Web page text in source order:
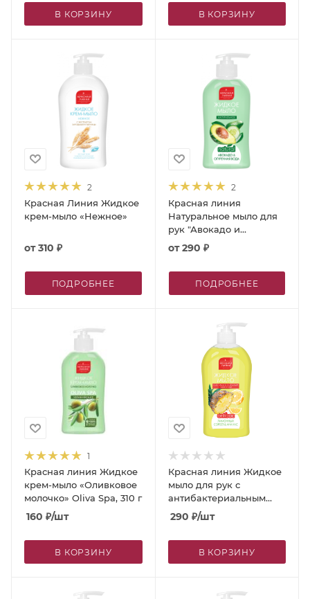
В КОРЗИНУ В КОРЗИНУ
2
Красная Линия Жидкое
крем-мыло «Нежное»
от310 ₽
ПОДРОБНЕЕ
2
Красная линия
Натуральное мыло для
рук "Авокадо и
огуречная вода"
от290 ₽
ПОДРОБНЕЕ
1
Красная линия Жидкое
крем-мыло «Оливковое
молочко» Oliva Spa, 310 г
160 ₽/шт
В КОРЗИНУ
Красная линия Жидкое
мыло для рук с
антибактериальным
эффектом «Лимонный
сорбет и ананас», 500 г
290 ₽/шт
В КОРЗИНУ